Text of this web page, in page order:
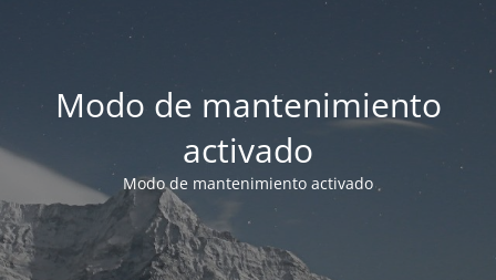
Modo de mantenimiento
activado
Modo de mantenimiento activado